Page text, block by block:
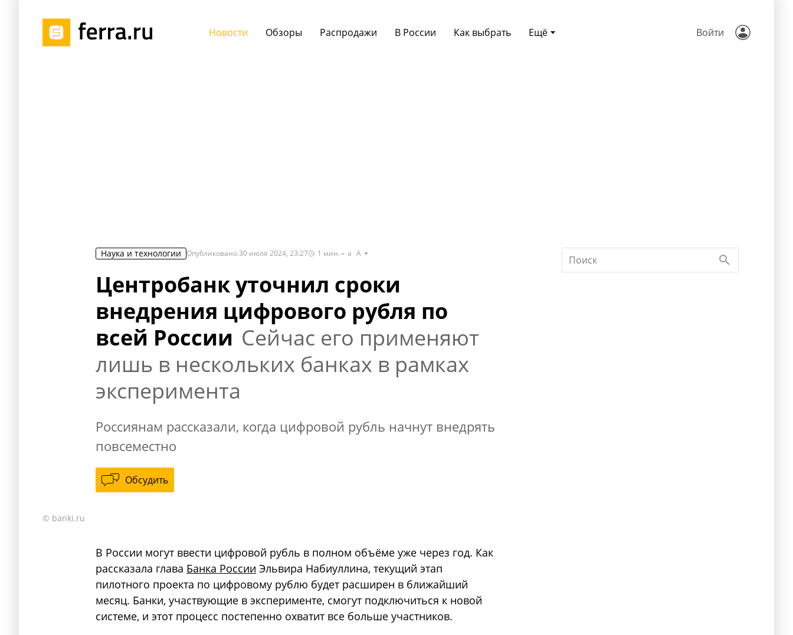
Ещё
Новости Обзоры Распродажи В России Как выбрать Войти
Наука и технологии Опубликовано30 июля 2024, 23:27 1 мин. a A
Центробанк уточнил сроки
внедрения цифрового рубля по
всей России Сейчас его применяют
лишь в нескольких банках в рамках
эксперимента
Россиянам рассказали, когда цифровой рубль начнут внедрять
повсеместно
Обсудить
© banki.ru
В России могут ввести цифровой рубль в полном объёме уже через год. Как
рассказала глава Банка России Эльвира Набиуллина, текущий этап
пилотного проекта по цифровому рублю будет расширен в ближайший
месяц. Банки, участвующие в эксперименте, смогут подключиться к новой
системе, и этот процесс постепенно охватит все больше участников.